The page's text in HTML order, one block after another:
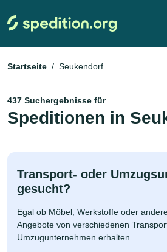
Startseite Seukendorf
437 Suchergebnisse für
Speditionen in
Transport- oder
gesucht?
Egal ob Möbel, Werkstoffe oder
Angebote von verschiedenen
Umzugunternehmen erhalten.